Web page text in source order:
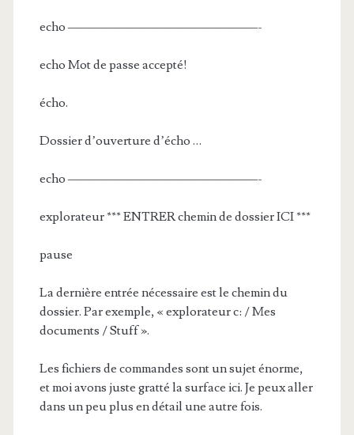
echo ———————————————-
echo Mot de passe accepté!
écho.
Dossier d’ouverture d’écho …
echo ———————————————-
explorateur *** ENTRER chemin de dossier ICI ***
pause
La dernière entrée nécessaire est le chemin du
dossier. Par exemple, « explorateur c: / Mes
documents / Stuff ».
Les fichiers de commandes sont un sujet énorme,
et moi avons juste gratté la surface ici. Je peux aller
dans un peu plus en détail une autre fois.